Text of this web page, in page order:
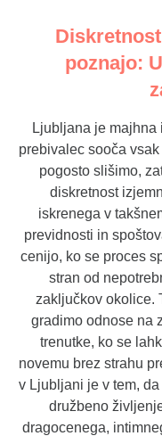
poznajo:
Ljubljana je majhna
prebivalec sooča vsak
pogosto slišimo,
diskretnost
iskrenega v
previdnosti in
cenijo, ko se proces
stran od
zaključkov okolice.
gradimo odnose na
trenutke, ko se
novemu brez strahu
v Ljubljani je v tem,
družbeno
dragocenega,